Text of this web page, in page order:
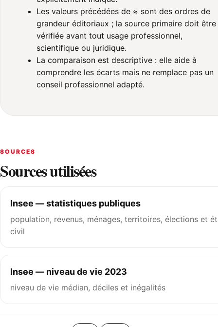
Les valeurs précédées de ≈ sont des ordres de
grandeur éditoriaux ; la source primaire doit être
vérifiée avant tout usage professionnel,
scientifique ou juridique.
La comparaison est descriptive : elle aide à
comprendre les écarts mais ne remplace pas un
conseil professionnel adapté.
SOURCES
Sources utilisées
Insee — statistiques publiques
population, revenus, ménages, territoires, élections et
civil
Insee — niveau de vie 2023
niveau de vie médian, déciles et inégalités